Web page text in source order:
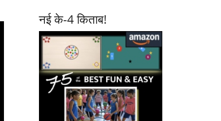
नई के-4 किताब!